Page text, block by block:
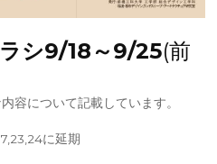
シ9/18～9/25(前
容について記載しています。
に延期